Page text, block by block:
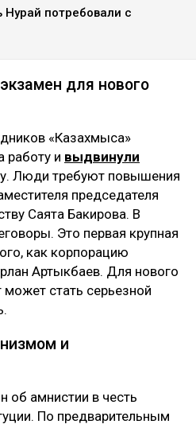
Нурай потребовали с
для нового
«Казахмыса»
работу и выдвинули
Люди требуют повышения
председателя
Саята Бакирова. В
Это первая крупная
как корпорацию
Артыкбаев. Для нового
стать серьезной
и
об амнистии в честь
По предварительным